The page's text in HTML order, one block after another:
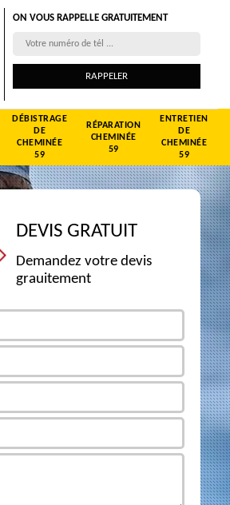
ON VOUS RAPPELLE GRATUITEMENT
DÉBISTRAGE
DE
CHEMINÉE
59
RÉPARATION
CHEMINÉE
59
ENTRETIEN
DE
CHEMINÉE
59
DEVIS GRATUIT
Demandez votre devis
grauitement